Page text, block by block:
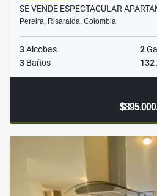
SE VENDE ESPECTACULAR
Pereira, Risaralda, Colombia
3Alcobas 2
3 Baños 132